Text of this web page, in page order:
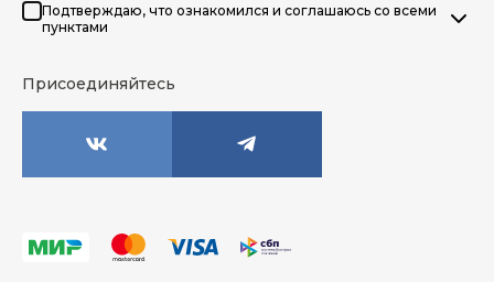
Подтверждаю, что ознакомился и соглашаюсь со всеми
пунктами
Присоединяйтесь